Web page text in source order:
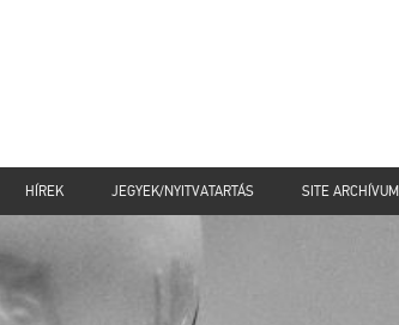
HÍREK JEGYEK/NYITVATARTÁS SITE ARCHÍVUM